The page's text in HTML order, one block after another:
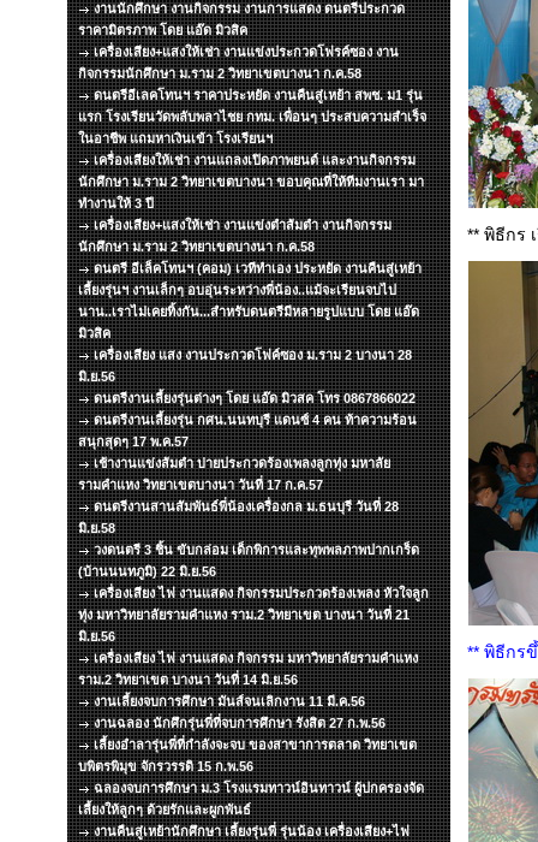
งานนักศึกษา งานกิจกรรม งานการแสดง ดนตรีประกวด
ราคามิตรภาพ โดย แอ๊ด มิวสิค
เครื่องเสียง+แสงให้เช่า งานแข่งประกวดโฟรค์ซอง งาน
กิจกรรมนักศึกษา ม.ราม 2 วิทยาเขตบางนา ก.ค.58
ดนตรีอีเลคโทนฯ ราคาประหยัด งานคืนสู่เหย้า สพช. ม1 รุ่น
แรก โรงเรียนวัดพลับพลาไชย กทม. เพื่อนๆ ประสบความสำเร็จ
ในอาชีพ แถมหาเงินเข้า โรงเรียนฯ
เครื่องเสียงให้เช่า งานแถลงเปิดภาพยนต์ และงานกิจกรรม
นักศึกษา ม.ราม 2 วิทยาเขตบางนา ขอบคุณที่ให้ทีมงานเรา มา
ทำงานให้ 3 ปี
เครื่องเสียง+แสงให้เช่า งานแข่งตำส้มตำ งานกิจกรรม
นักศึกษา ม.ราม 2 วิทยาเขตบางนา ก.ค.58
ดนตรี อีเล็คโทนฯ (คอม) เวทีทำเอง ประหยัด งานคืนสู่เหย้า
เลี้ยงรุ่นฯ งานเล็กๆ อบอุ่นระหว่างพี่น้อง..แม้จะเรียนจบไป
นาน..เราไม่เคยทิ้งกัน...สำหรับดนตรีมีหลายรูปแบบ โดย แอ๊ด
มิวสิค
เครื่องเสียง แสง งานประกวดโฟค์ซอง ม.ราม 2 บางนา 28
มิ.ย.56
ดนตรีงานเลี้ยงรุ่นต่างๆ โดย แอ๊ด มิวสค โทร 0867866022
ดนตรีงานเลี้ยงรุ่น กศน.นนทบุรี แดนซ์ 4 คน ท้าความร้อน
สนุกสุดๆ 17 พ.ค.57
เช้างานแข่งส้มตำ บ่ายประกวดร้องเพลงลูกทุ่ง มหาลัย
รามคำแหง วิทยาเขตบางนา วันที่ 17 ก.ค.57
ดนตรีงานสานสัมพันธ์พี่น้องเครื่องกล ม.ธนบุรี วันที่ 28
มิ.ย.58
วงดนตรี 3 ชิ้น ขับกล่อม เด็กพิการและทุพพลภาพปากเกร็ด
(บ้านนนทภูมิ) 22 มิ.ย.56
เครื่องเสียง ไฟ งานแสดง กิจกรรมประกวดร้องเพลง หัวใจลูก
ทุ่ง มหาวิทยาลัยรามคำแหง ราม.2 วิทยาเขต บางนา วันที่ 21
มิ.ย.56
เครื่องเสียง ไฟ งานแสดง กิจกรรม มหาวิทยาลัยรามคำแหง
ราม.2 วิทยาเขต บางนา วันที่ 14 มิ.ย.56
งานเลี้ยงจบการศึกษา มันส์จนเลิกงาน 11 มี.ค.56
งานฉลอง นักศึกรุ่นพี่ที่จบการศึกษา รังสิต 27 ก.พ.56
เลี้ยงอำลารุ่นพี่ที่กำลังจะจบ ของสาขาการตลาด วิทยาเขต
บพิตรพิมุข จักรวรรดิ 15 ก.พ.56
ฉลองจบการศึกษา ม.3 โรงแรมทาวน์อินทาวน์ ผู้ปกครองจัด
เลี้ยงให้ลูกๆ ด้วยรักและผูกพันธ์
งานคืนสู่เหย้านักศึกษา เลี้ยงรุ่นพี่ รุ่นน้อง เครื่องเสียง+ไฟ
** พิธีกร
** พิธีกร